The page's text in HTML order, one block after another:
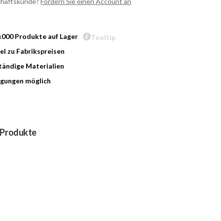
Produkte auf Lager
Tooltip
zu Fabrikspreisen
Materialien
möglich